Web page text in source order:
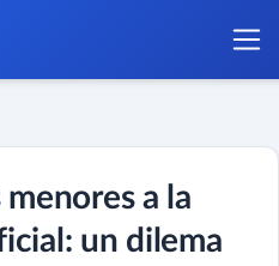
menores a la
un dilema